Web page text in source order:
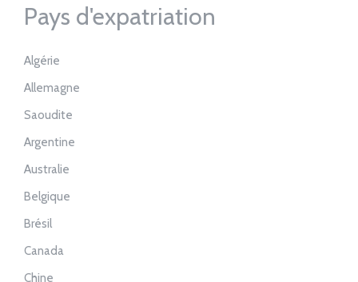
Pays d'expatriation
Algérie
Allemagne
Saoudite
Argentine
Australie
Belgique
Brésil
Canada
Chine